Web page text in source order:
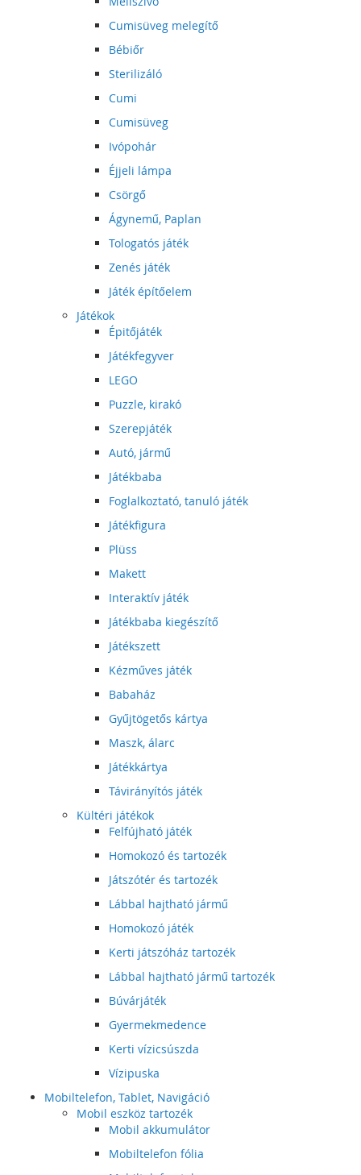
Cumisüveg melegítő
Bébiőr
Sterilizáló
Cumi
Cumisüveg
Ivópohár
Éjjeli lámpa
Csörgő
Ágynemű, Paplan
Tologatós játék
Zenés játék
Játék építőelem
Játékok
Épitőjáték
Játékfegyver
LEGO
Puzzle, kirakó
Szerepjáték
Autó, jármű
Játékbaba
Foglalkoztató, tanuló játék
Játékfigura
Plüss
Makett
Interaktív játék
Játékbaba kiegészítő
Játékszett
Kézműves játék
Babaház
Gyűjtögetős kártya
Maszk, álarc
Játékkártya
Távirányítós játék
Kültéri játékok
Felfújható játék
Homokozó és tartozék
Játszótér és tartozék
Lábbal hajtható jármű
Homokozó játék
Kerti játszóház tartozék
Lábbal hajtható jármű tartozék
Búvárjáték
Gyermekmedence
Kerti vízicsúszda
Vízipuska
Mobiltelefon, Tablet, Navigáció
Mobil eszköz tartozék
Mobil akkumulátor
Mobiltelefon fólia